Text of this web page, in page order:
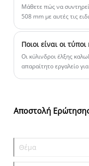
Μάθετε πώς να
508 mm με αυτές τις
Οι κύλινδροι έλξης
απαραίτητο εργαλείο
Αποστολή